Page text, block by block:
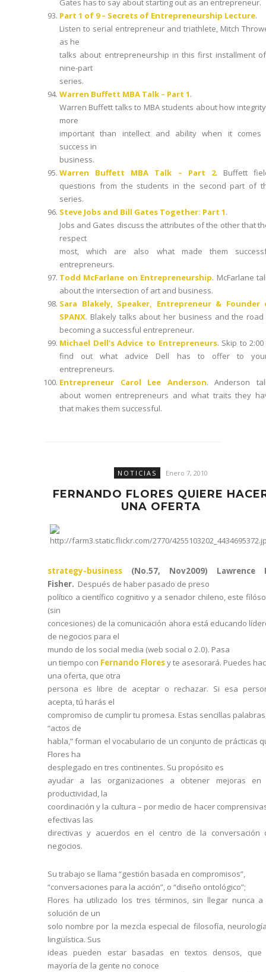
Gates has to say about starting out as an entrepreneur.
Part 1 of 9 – Secrets of Entrepreneurship Lecture.
Listen to serial entrepreneur and triathlete, Mitch
as he
talks about entrepreneurship in this first installment
nine-part
series.
Warren Buffett MBA Talk – Part 1.
Warren Buffett talks to MBA students about how
more
important than intellect and ability when it comes
success in
business.
Warren Buffett MBA Talk – Part 2. Buffett
questions from the students in the second part of
series.
Steve Jobs and Bill Gates Together: Part 1.
Jobs and Gates discuss the attributes of the other that
respect
most, which are also what made them
entrepreneurs.
Todd McFarlane on Entrepreneurship. McFarlane
about the intersection of art and business.
Sara Blakely, Speaker, Entrepreneur & Founder
SPANX. Blakely talks about her business and the road
becoming a successful entrepreneur.
Michael Dell’s Advice to Entrepreneurs. Skip to
find out what advice Dell has to offer to
entrepreneurs.
Entrepreneur Carol Lee Anderson. Anderson
about women entrepreneurs and what traits they
that makes them successful.
NOTICIAS Enero 7, 2010
FERNANDO FLORES QUIERE
UNA OFERTA
strategy-business (No.57, Nov2009) Lawrence
Fisher. Después de haber pasado de preso
político a científico cognitivo y a senador chileno, este
(sin
concesiones) de la comunicación ahora está educando
de negocios para el
mundo de los social media (web social o 2.0). Pasa
un tiempo con Fernando Floresy te asesorará. Puedes
una oferta, que otra
persona es libre de aceptar o rechazar. Si esa
acepta, tú harás el
compromiso de cumplir tu promesa. Estas sencillas
“actos de
habla,” forman el vocabulario de un conjunto de prácticas
Flores ha
desplegado en tres continentes. Su propósito es
ayudar a las organizaciones a obtener mejoras en
productividad, la
coordinación y la cultura – por medio de hacer
efectivas las
directivas y acuerdos en el centro de la conversación
negocios.
Su trabajo se llama “gestión basada en compromisos”,
“conversaciones para la acción”, o “diseño ontológico”;
Flores ha utilizado los tres términos, sin llegar nunca
solución de un
solo nombre por la mezcla especial de filosofía,
lingüística. Sus
ideas pueden estar basadas en textos densos, que
mayoría de la gente no conoce